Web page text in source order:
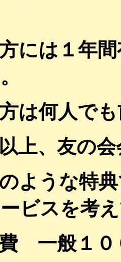
には１年間
は何人で
上、友の会
ような特
ビスを考
一般１０